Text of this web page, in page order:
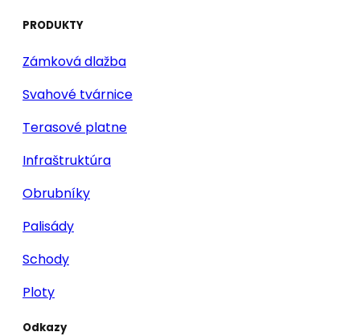
PRODUKTY
Zámková dlažba
Svahové tvárnice
Terasové platne
Infraštruktúra
Obrubníky
Palisády
Schody
Ploty
Odkazy